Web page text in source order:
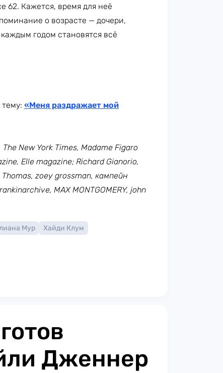
62. Кажется, время для неё
о возрасте — дочери,
годом становятся всё
тему: «Меня раздражает мой
New York Times, Madame Figaro
Elle magazine; Richard Gianorio,
zoey grossman, кампейн
MAX MONTGOMERY, john
Мур
Хайди Клум
Дженнер